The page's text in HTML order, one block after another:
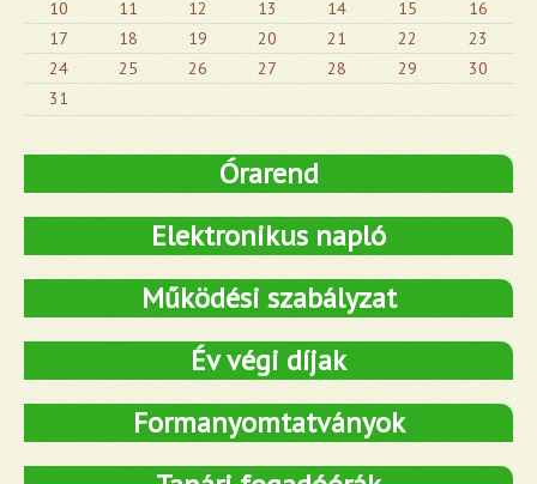
10
11 12 13 14 15
16
17
18 19 20 21 22
23
24
25 26 27 28 29
30
31
Órarend
Elektronikus napló
Működési szabályzat
Év végi díjak
Formanyomtatványok